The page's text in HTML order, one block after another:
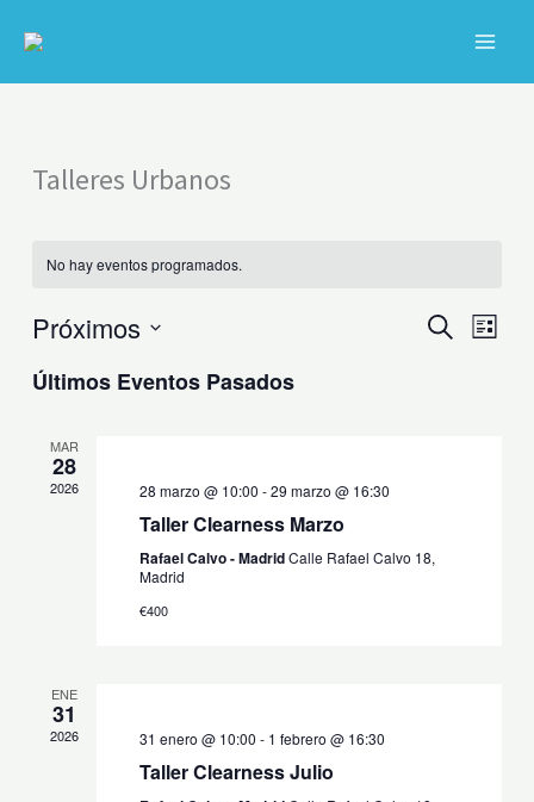
Talleres Urbanos
No hay eventos programados.
Navegación
BUSCAR
LISTA
Próximos
la
Últimos Eventos Pasados
MAR
28
2026 28 marzo @ 10:00 -29 marzo @ 16:30
Taller Clearness Marzo
Rafael Calvo - MadridCalle Rafael Calvo 18,
Madrid
€400
ENE
31
2026 31 enero @ 10:00 - 1 febrero @ 16:30
Taller Clearness Julio